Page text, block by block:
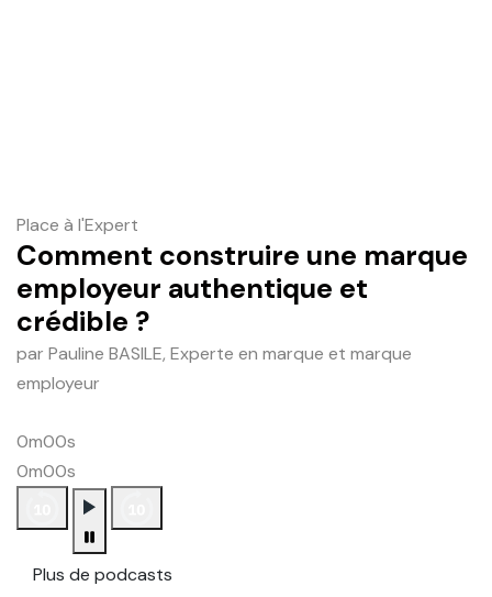
Place à l'Expert
Comment construire une marque
employeur authentique et
crédible ?
par Pauline BASILE, Experte en marque et marque
employeur
0m00s
0m00s
Plus de podcasts